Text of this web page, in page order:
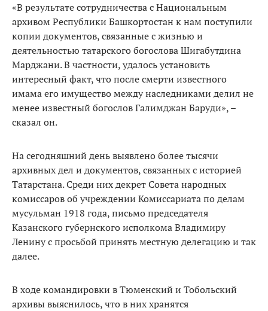
«В результате сотрудничества с Национальным
архивом Республики Башкортостан к нам поступили
копии документов, связанные с жизнью и
деятельностью татарского богослова Шигабутдина
Марджани. В частности, удалось установить
интересный факт, что после смерти известного
имама его имущество между наследниками делил не
менее известный богослов Галимджан Баруди», –
сказал он.
На сегодняшний день выявлено более тысячи
архивных дел и документов, связанных с историей
Татарстана. Среди них декрет Совета народных
комиссаров об учреждении Комиссариата по делам
мусульман 1918 года, письмо председателя
Казанского губернского исполкома Владимиру
Ленину с просьбой принять местную делегацию и так
далее.
В ходе командировки в Тюменский и Тобольский
архивы выяснилось, что в них хранятся